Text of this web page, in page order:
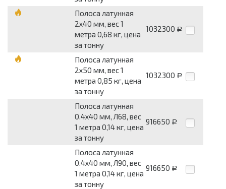
Полоса латунная
2х40 мм, вес 1
метра 0,68 кг, цена
за тонну
1032300 Р
Полоса латунная
2х50 мм, вес 1
метра 0,85 кг, цена
за тонну
1032300 Р
Полоса латунная
0.4х40 мм, Л68, вес
1 метра 0,14 кг, цена
за тонну
916650 Р
Полоса латунная
0.4х40 мм, Л90, вес
1 метра 0,14 кг, цена
за тонну
916650 Р